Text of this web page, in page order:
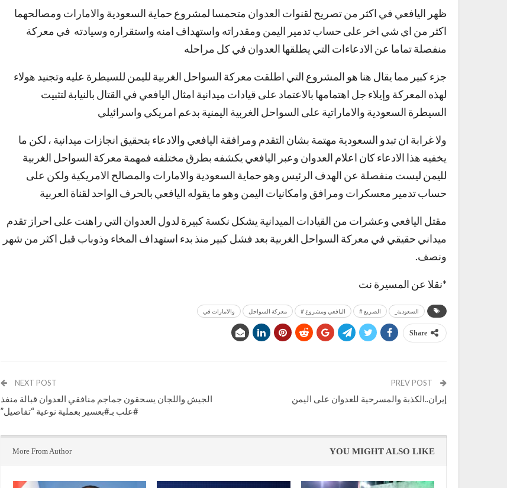
ظهر اليافعي في اكثر من تصريح لقنوات العدوان متحمسا لمشروع حماية السعودية والامارات ومصالحهما
اكثر من اي شي اخر على حساب تدمير اليمن ومقدراته واستهداف امنه واستقراره وسيادته في معركة
منفصلة تماما عن الادعاءات التي يطلقها العدوان في كل مراحله
جزء كبير مما يقال هنا هو المشروع التي اطلقت معركة السواحل الغربية لليمن للسيطرة عليه وتجنيد هولاء
لهذه المعركة وإيلاء جل اهتمامها بالاعتماد على قيادات ميدانية امثال اليافعي في القتال بالنيابة لتثبيت
السيطرة السعودية والاماراتية على السواحل الغربية اليمنية بدعم امريكي واسرائيلي
ولا غرابة ان تبدو السعودية مهتمة بشان التقدم ومرافقة اليافعي والادعاء بتحقيق انجازات ميدانية ، لكن ما
يخفيه هذا الادعاء كان اعلام العدوان وعبر اليافعي يكشفه بطرق مختلفه فمهمة معركة السواحل الغربية
لليمن ليست منفصلة عن الهدف الرئيس وهو حماية السعودية والامارات والمصالح الامريكية ولكن على
حساب تدمير معسكرات ومرافق وامكانيات اليمن وهو ما يقوله اليافعي بالحرف الواحد لقناة العربية
مقتل اليافعي وعشرات من القيادات الميدانية يشكل نكسة كبيرة لدول العدوان التي راهنت على احراز تقدم
ميداني حقيقي في معركة السواحل الغربية بعد فشل كبير منذ بدء استهداف المخاء وذوباب قبل اكثر من شهر
ونصف.
*نقلا عن المسيرة نت
السعودية_ الصريع # اليافعي ومشروع # معركة السواحل والامارات في
Share
إيران..الكذبة والمسرحية للعدوان على اليمن
NEXT POST
الجيش واللجان يسحقون جماجم منافقي العدوان قبالة منفذ
#علب بـ#بعسير بعملية نوعية “تفاصيل”
YOU MIGHT ALSO LIKE
More From Author